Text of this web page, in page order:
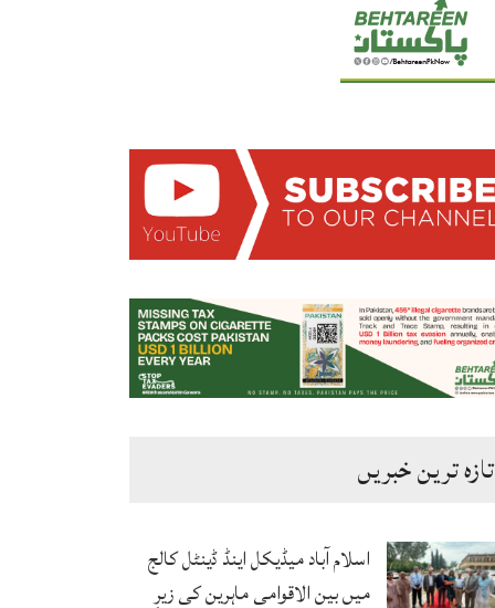
تازہ ترین خبریں
اسلام آباد میڈیکل اینڈ ڈینٹل کالج
میں بین الاقوامی ماہرین کی زیرِ